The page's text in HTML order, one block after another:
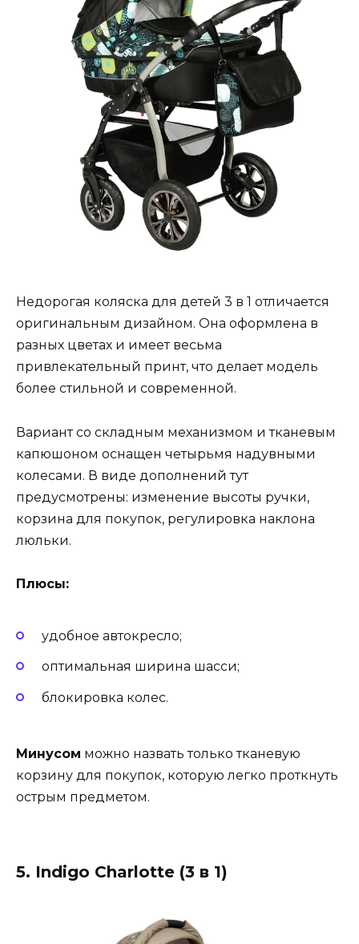
Недорогая коляска для детей 3 в 1 отличается
оригинальным дизайном. Она оформлена в
разных цветах и имеет весьма
привлекательный принт, что делает модель
более стильной и современной.
Вариант со складным механизмом и тканевым
капюшоном оснащен четырьмя надувными
колесами. В виде дополнений тут
предусмотрены: изменение высоты ручки,
корзина для покупок, регулировка наклона
люльки.
Плюсы:
удобное автокресло;
оптимальная ширина шасси;
блокировка колес.
Минусом можно назвать только тканевую
корзину для покупок, которую легко проткнуть
острым предметом.
5. Indigo Charlotte (3 в 1)